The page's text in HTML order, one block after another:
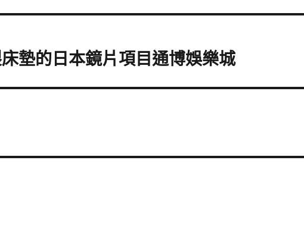
墊的日本鏡片項目通博娛樂城